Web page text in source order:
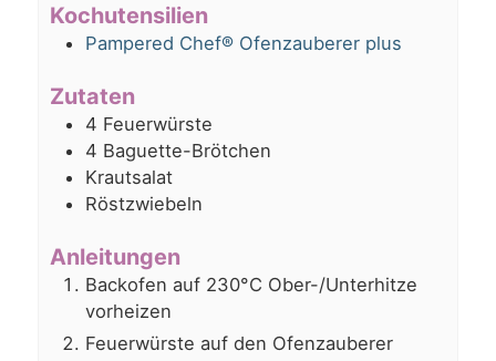
Kochutensilien
Pampered Chef® Ofenzauberer plus
Zutaten
4 Feuerwürste
4 Baguette-Brötchen
Krautsalat
Röstzwiebeln
Anleitungen
Backofen auf 230°C Ober-/Unterhitze
vorheizen
Feuerwürste auf den Ofenzauberer